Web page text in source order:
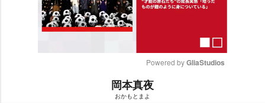
Powered by GliaStudios
岡本真夜
おかもとまよ